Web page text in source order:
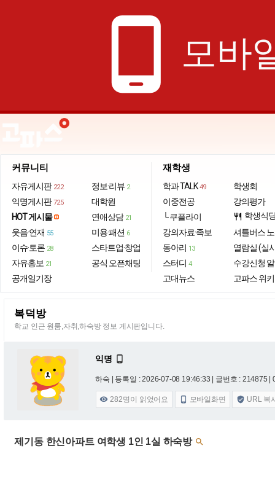
phone_android 모바
커뮤니티
자유게시판 222
익명게시판 725
HOT 게시물
웃음·연재 55
이슈·토론 28
자유홍보 21
공개일기장
정보·리뷰 2
대학원
연애상담 21
미용·패션 6
스타트업·창업
공식 오픈채팅
재학생
학과 TALK 49
이중전공
└ 쿠플라이
강의자료·족보
동아리 13
스터디 4
고대뉴스
학생회
강의평가
restaurant 학생식
셔틀버스
열람실 (실
수강신청
고파스 위키
복덕방
학교 인근 원룸,자취,하숙방 정보 게시판입니다.
익명 
하숙 | 등록일 : 2026-07-08 19:46:33 | 글번호 : 214875 |
 282명이 읽었어요  모바일화면  URL 복
제기동 한신아파트 여학생 1인 1실 하숙방 